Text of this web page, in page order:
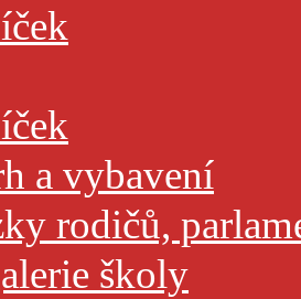
a vybavení
rodičů,
školy